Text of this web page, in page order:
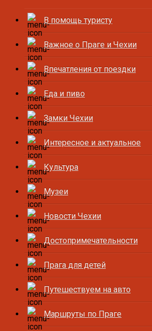
В помощь туристу
Важное о Праге и Чехии
Впечатления от поездки
Еда и пиво
Замки Чехии
Интересное и актуальное
Культура
Музеи
Новости Чехии
Достопримечательности
Прага для детей
Путешествуем на авто
Маршруты по Праге